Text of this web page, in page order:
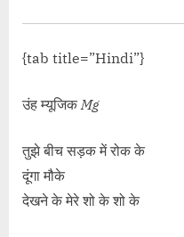
{tab title=”Hindi”}
उंह म्यूजिकMg
तुझे बीच सड़क में रोक के
दूंगा मौके
देखने के मेरे शो के शो के